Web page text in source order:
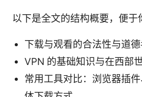
以下是全文的结构概要，便于
下载与观看的合法性与道
VPN 的基础知识与在西部
常用工具对比：浏览器插